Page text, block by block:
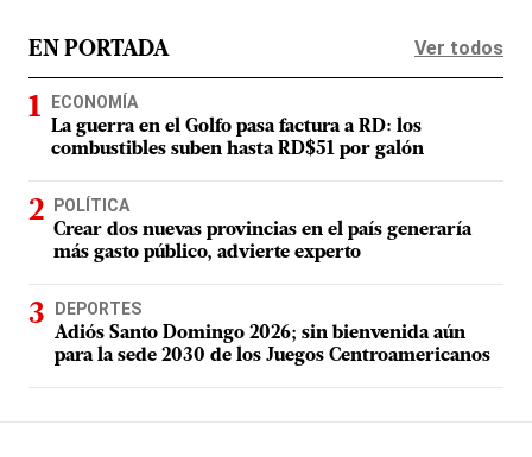
EN PORTADA Ver todos
ECONOMÍA
La guerra en el Golfo pasa factura a RD: los
combustibles suben hasta RD$51 por galón
POLÍTICA
Crear dos nuevas provincias en el país generaría
más gasto público, advierte experto
DEPORTES
Adiós Santo Domingo 2026; sin bienvenida aún
para la sede 2030 de los Juegos Centroamericanos